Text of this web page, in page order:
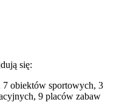
się:
7 obiektów sportowych, 3
9 placów zabaw